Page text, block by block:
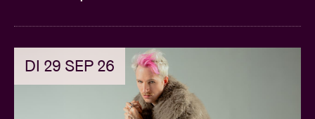
DI 29 SEP 26